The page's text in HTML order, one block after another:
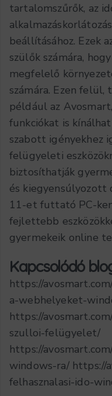
tartalomszűrők, az
beállításához. Ezek
szülők számára,
megfelelő
számára. Ezen felül,
például az
funkciókat is
szabott igényekhez
felügyeleti
biztosíthatják
és
11-et futtató PC-
fejlettebb
gyermekeik online
Kapcsolódó
https://
a-webhelyeket-
https://
szulloi-felügyelet/
https://
windows-ra/ https://
felhasznalasi-ido-